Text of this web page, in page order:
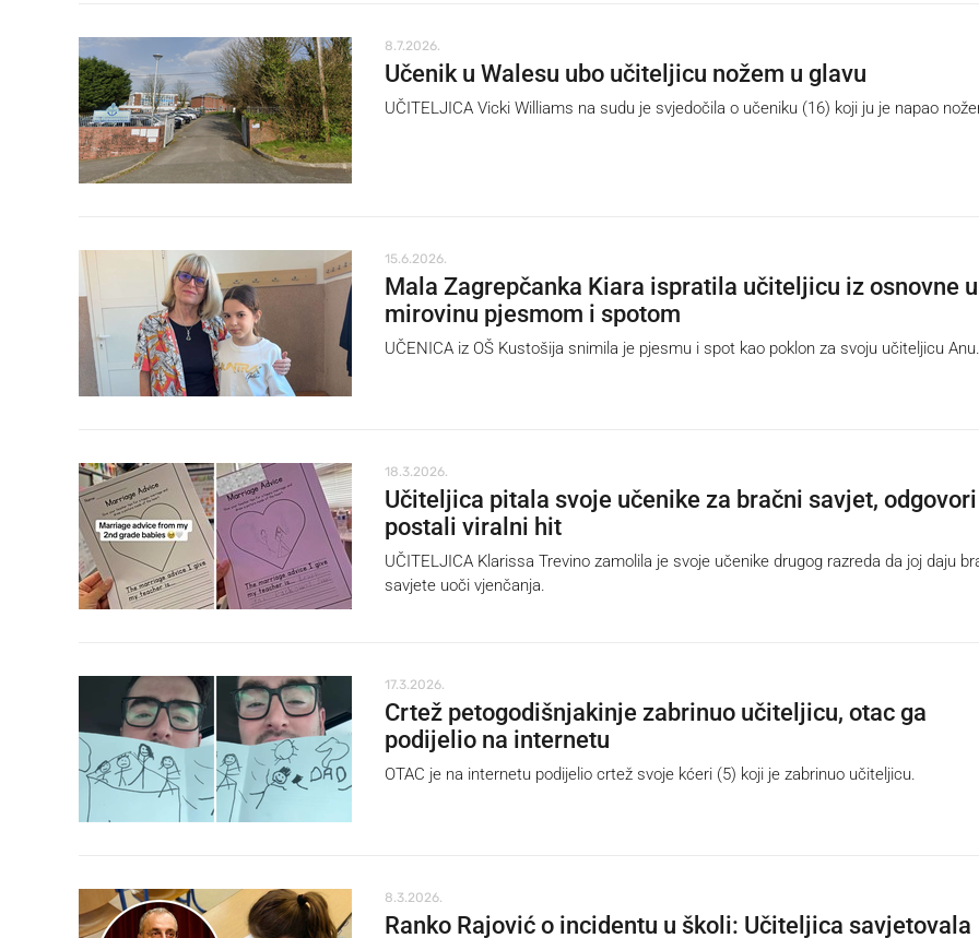
8.7.2026.
Učenik u Walesu ubo učiteljicu nožem u glavu
UČITELJICA Vicki Williams na sudu je svjedočila o učeniku (16) koji ju je napao
15.6.2026.
Mala Zagrepčanka Kiara ispratila učiteljicu iz osnovne u
mirovinu pjesmom i spotom
UČENICA iz OŠ Kustošija snimila je pjesmu i spot kao poklon za svoju učiteljicu Anu.
18.3.2026.
Učiteljica pitala svoje učenike za bračni savjet,
postali viralni hit
UČITELJICA Klarissa Trevino zamolila je svoje učenike drugog razreda da joj daju
savjete uoči vjenčanja.
17.3.2026.
Crtež petogodišnjakinje zabrinuo učiteljicu, otac ga
podijelio na internetu
OTAC je na internetu podijelio crtež svoje kćeri (5) koji je zabrinuo učiteljicu.
8.3.2026.
Ranko Rajović o incidentu u školi: Učiteljica savjetovala